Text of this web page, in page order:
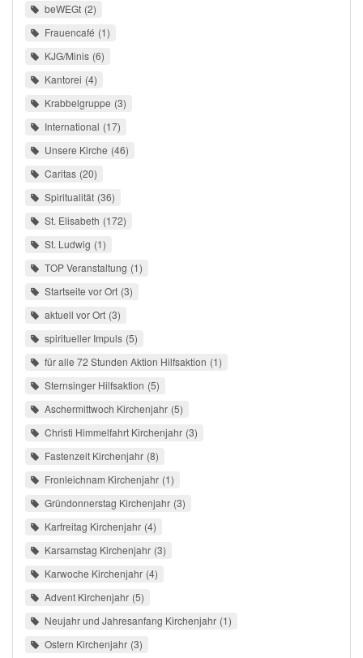
beWEGt 2
Frauencafé 1
KJG/Minis 6
Kantorei 4
Krabbelgruppe 3
International 17
Unsere Kirche 46
Caritas 20
Spiritualität 36
St. Elisabeth 172
St. Ludwig 1
TOP Veranstaltung 1
Startseite vor Ort 3
aktuell vor Ort 3
spiritueller Impuls 5
für alle 72 Stunden Aktion Hilfsaktion 1
Sternsinger Hilfsaktion 5
Aschermittwoch Kirchenjahr 5
Christi Himmelfahrt Kirchenjahr 3
Fastenzeit Kirchenjahr 8
Fronleichnam Kirchenjahr 1
Gründonnerstag Kirchenjahr 3
Karfreitag Kirchenjahr 4
Karsamstag Kirchenjahr 3
Karwoche Kirchenjahr 4
Advent Kirchenjahr 5
Neujahr und Jahresanfang Kirchenjahr 1
Ostern Kirchenjahr 3